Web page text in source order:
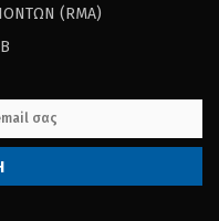
(RΜΑ)